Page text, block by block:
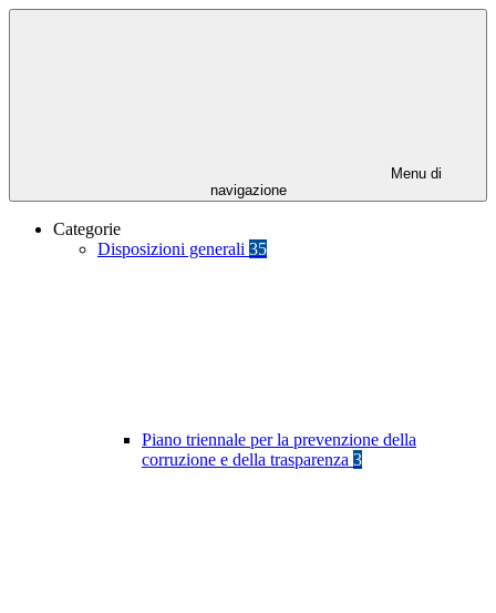
Menu di
navigazione
Categorie
Disposizioni generali 35
Piano triennale per la prevenzione della
corruzione e della trasparenza 3